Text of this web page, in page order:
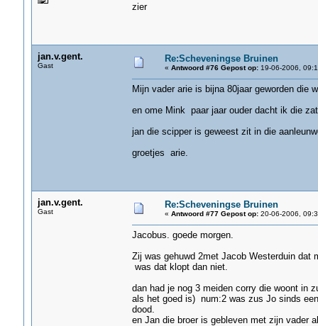
zier
jan.v.gent.
Gast
Re:Scheveningse Bruinen
« Antwoord #76 Gepost op:19-06-2006,
Mijn vader arie is bijna 80jaar geworden die
en ome Mink paar jaar ouder dacht ik die
jan die scipper is geweest zit in die
groetjes arie.
jan.v.gent.
Gast
Re:Scheveningse Bruinen
« Antwoord #77 Gepost op:20-06-2006,
Jacobus. goede morgen.
Zij was gehuwd 2met Jacob Westerduin dat
was dat klopt dan niet.
dan had je nog 3 meiden corry die woont in
als het goed is) num:2 was zus Jo sinds
dood.
en Jan die broer is gebleven met zijn vader